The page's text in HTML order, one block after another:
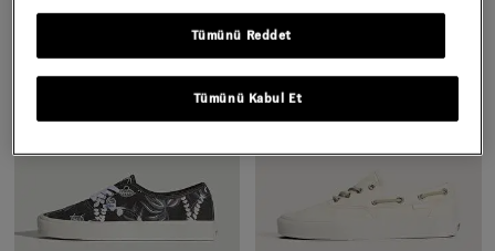
Tümünü Reddet
Tümünü Kabul Et